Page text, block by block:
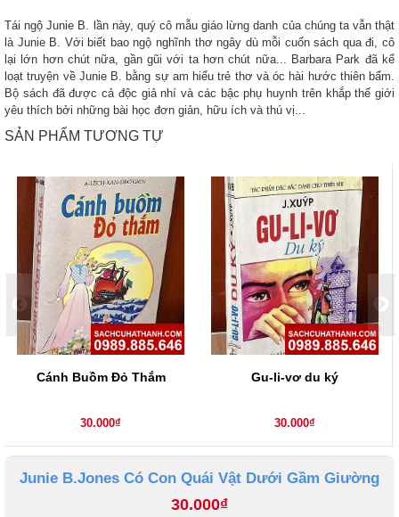
Tái ngộ Junie B. lần này, quý cô mẫu giáo lừng danh của chúng ta vẫn thật
là Junie B. Với biết bao ngộ nghĩnh thơ ngây dù mỗi cuốn sách qua đi, cô
lại lớn hơn chút nữa, gần gũi với ta hơn chút nữa... Barbara Park đã kể
loạt truyện về Junie B. bằng sự am hiểu trẻ thơ và óc hài hước thiên bẩm.
Bộ sách đã được cả độc giả nhí và các bậc phụ huynh trên khắp thế giới
yêu thích bởi những bài học đơn giản, hữu ích và thú vị...
SẢN PHẨM TƯƠNG TỰ
Cánh Buồm Đỏ Thắm
30.000₫
Gu-li-vơ du ký
30.000₫
Junie B.Jones Có Con Quái Vật Dưới Gầm Giường
30.000₫